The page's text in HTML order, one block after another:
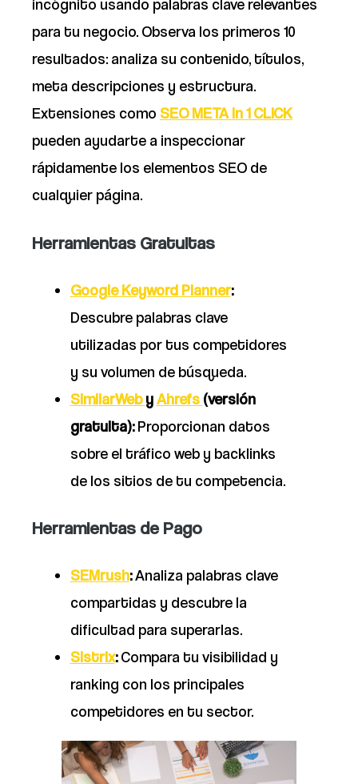
incógnito usando palabras clave relevantes
para tu negocio. Observa los primeros 10
resultados: analiza su contenido, títulos,
meta descripciones y estructura.
Extensiones como SEO META in 1 CLICK
pueden ayudarte a inspeccionar
rápidamente los elementos SEO de
cualquier página.
Herramientas Gratuitas
Google Keyword Planner:
Descubre palabras clave
utilizadas por tus competidores
y su volumen de búsqueda.
SimilarWebyAhrefs (versión
gratuita):Proporcionan datos
sobre el tráfico web y backlinks
de los sitios de tu competencia.
Herramientas de Pago
SEMrush:Analiza palabras clave
compartidas y descubre la
dificultad para superarlas.
Sistrix:Compara tu visibilidad y
ranking con los principales
competidores en tu sector.